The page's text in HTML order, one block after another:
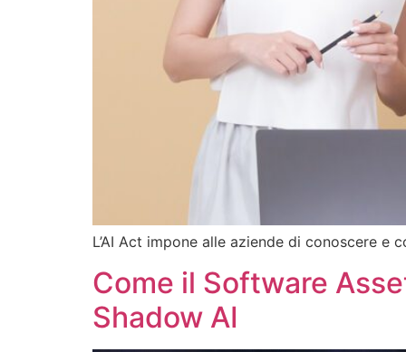
L’AI Act impone alle aziende di conoscere e
Come il Software
Shadow AI